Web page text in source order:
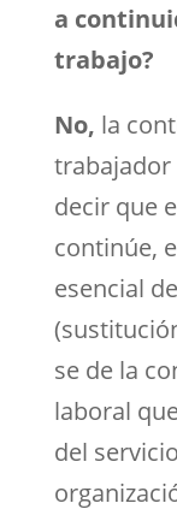
a
trabajo?
No, la
trabajador
decir que
continúe,
esencial
se de la
laboral
del